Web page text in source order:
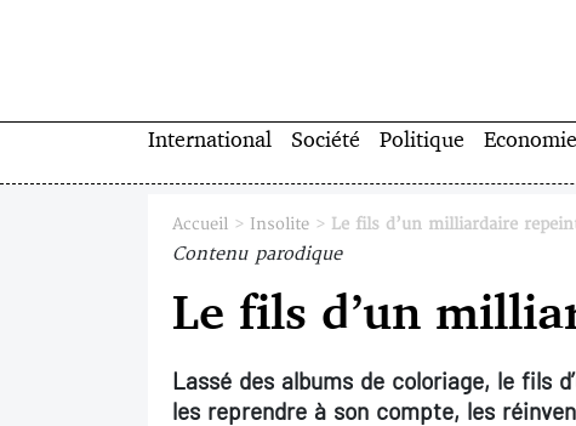
International Société Politique Economie
Accueil > Insolite > Le fils d’un milliardaire
Contenu parodique
Le fils d’un
Lassé des albums de coloriage, le fils
les reprendre à son compte, les